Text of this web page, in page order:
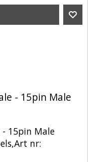
- 15pin Male
- 15pin Male
nr: